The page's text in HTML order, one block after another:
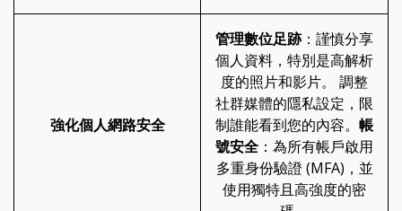
強化個人網路安全
管理數位足跡：謹慎分享
個人資料，特別是高解析
度的照片和影片。 調整
社群媒體的隱私設定，限
制誰能看到您的內容。 帳
號安全 ：為所有帳戶啟用
多重身份驗證 (MFA)，並
使用獨特且高強度的密